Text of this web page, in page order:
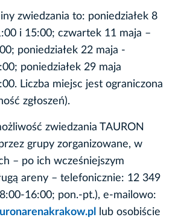
zwiedzania to: poniedziałek 8
i 15:00; czwartek 11 maja –
poniedziałek 22 maja -
poniedziałek 29 maja
Liczba miejsc jest ograniczona
zgłoszeń).
zwiedzania TAURON
grupy zorganizowane, w
– po ich wcześniejszym
areny – telefonicznie: 12 349
16:00; pon.-pt.), e-mailowo:
lub osobiście